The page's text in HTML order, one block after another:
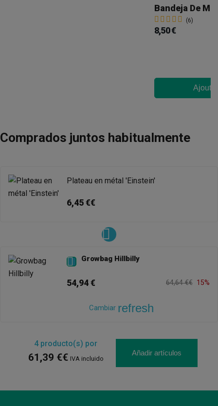
(6)
8,50 €
Comprados juntos habitualmente
Plateau en métal 'Einstein'
6,45 €€
 Growbag Hillbilly
54,94 € 64,64 €€ 15%
Cambiar refresh
4producto(s) por
61,39 €€ IVA incluido
Añadir artículos